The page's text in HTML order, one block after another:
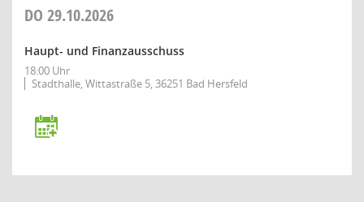
DO 29.10.2026
Haupt- und Finanzausschuss
18:00 Uhr
Stadthalle, Wittastraße 5, 36251 Bad Hersfeld